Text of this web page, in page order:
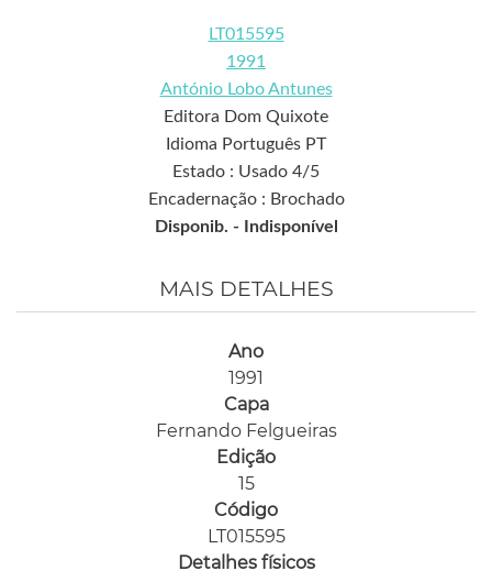
LT015595
1991
António Lobo Antunes
Editora Dom Quixote
Idioma Português PT
Estado : Usado 4/5
Encadernação : Brochado
Disponib. -
Indisponível
MAIS DETALHES
Ano
1991
Capa
Fernando Felgueiras
Edição
15
Código
LT015595
Detalhes físicos